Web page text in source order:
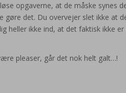
opgaverne, at de måske synes
gøre det. Du overvejer slet ikke at
heller ikke ind, at det faktisk ikke
pleaser, går det nok helt galt…!